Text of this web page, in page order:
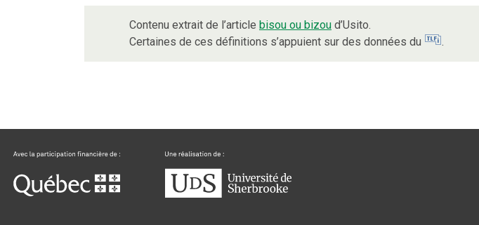
Contenu extrait de l’article bisou ou bizou d’Usito.
Certaines de ces définitions s’appuient sur des données du
.